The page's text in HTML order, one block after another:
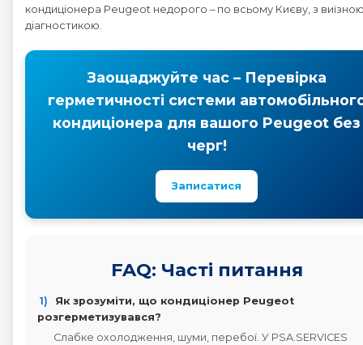
кондиціонера Peugeot недорого – по всьому Києву, з
діагностикою.
Заощаджуйте час – Перевірка
герметичності системи
кондиціонера для вашого Peugeot без
черг!
Записатися
FAQ: Часті питання
1)
Як зрозуміти, що кондиціонер Peugeot
розгерметизувався?
Слабке охолодження, шуми, перебої. У PSA.SERVICES